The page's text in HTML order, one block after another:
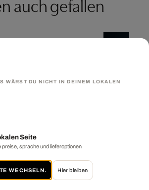
WÄRST DU NICHT IN DEINEM LOKALEN
Seite
sprache und lieferoptionen
WECHSELN. Hier bleiben